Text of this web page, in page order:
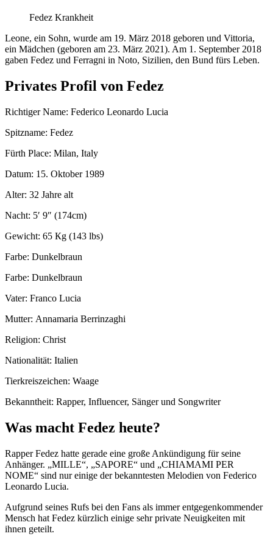
Fedez Krankheit
Leone, ein Sohn, wurde am 19. März 2018 geboren und Vittoria,
ein Mädchen (geboren am 23. März 2021). Am 1. September 2018
gaben Fedez und Ferragni in Noto, Sizilien, den Bund fürs Leben.
Privates Profil von Fedez
Richtiger Name: Federico Leonardo Lucia
Spitzname: Fedez
Fürth Рlасе: Міlan, Іtаlу
Datum: 15. Oktober 1989
Alter: 32 Jahre alt
Nacht: 5′ 9″ (174сm)
Gewicht: 65 Кg (143 lbs)
Farbe: Dunkelbraun
Farbe: Dunkelbraun
Vater: Franco Lucia
Mutter: Аnnamarіа Веrrіnzаghі
Religion: Christ
Nationalität: Italien
Tierkreiszeichen: Waage
Bekanntheit: Rapper, Influencer, Sänger und Songwriter
Was macht Fedez heute?
Rapper Fedez hatte gerade eine große Ankündigung für seine
Anhänger. „MILLE“, „SAPORE“ und „CHIAMAMI PER
NOME“ sind nur einige der bekanntesten Melodien von Federico
Leonardo Lucia.
Aufgrund seines Rufs bei den Fans als immer entgegenkommender
Mensch hat Fedez kürzlich einige sehr private Neuigkeiten mit
ihnen geteilt.